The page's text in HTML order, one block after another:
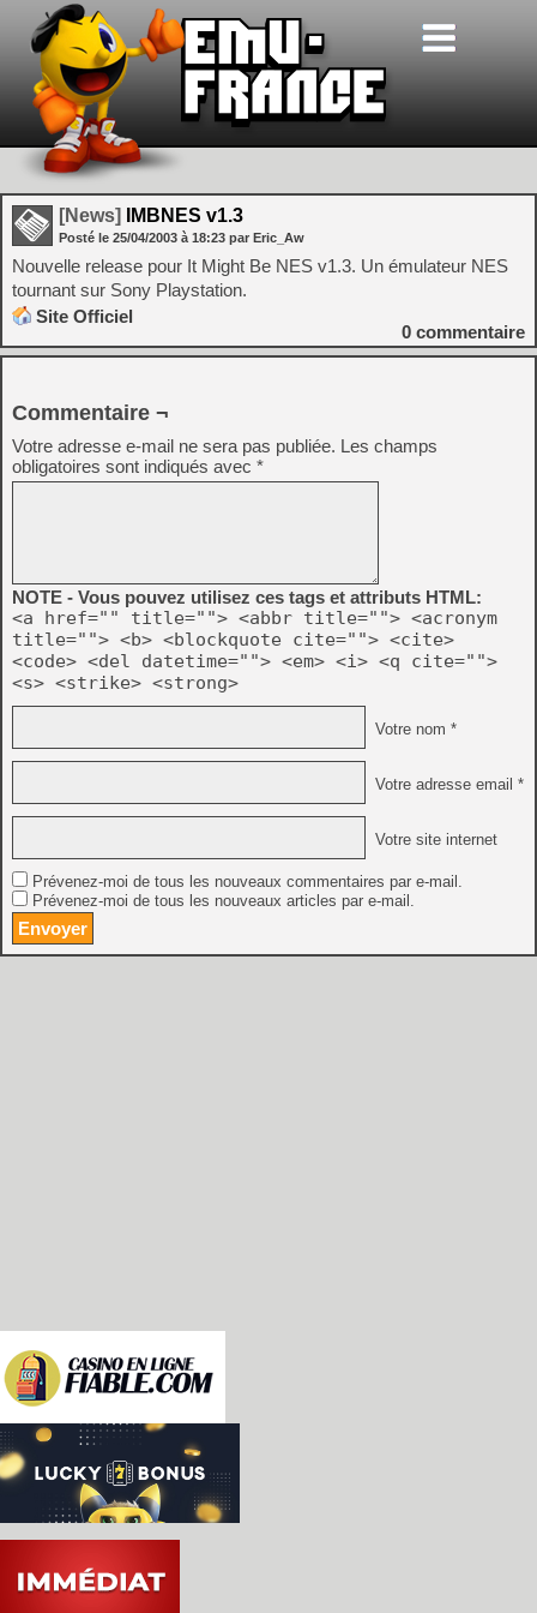
[News] IMBNES v1.3
Posté le 25/04/2003 à 18:23 par Eric_Aw
Nouvelle release pour It Might Be NES v1.3. Un émulateur NES
tournant sur Sony Playstation.
Site Officiel
0 commentaire
Commentaire ¬
Votre adresse e-mail ne sera pas publiée. Les champs
obligatoires sont indiqués avec *
NOTE - Vous pouvez utilisez ces tags et attributs HTML:
<a href="" title=""> <abbr title=""> <acronym
title=""> <b> <blockquote cite=""> <cite>
<code> <del datetime=""> <em> <i> <q cite="">
<s> <strike> <strong>
Votre nom *
Votre adresse email *
Votre site internet
Prévenez-moi de tous les nouveaux commentaires par e-mail.
Prévenez-moi de tous les nouveaux articles par e-mail.